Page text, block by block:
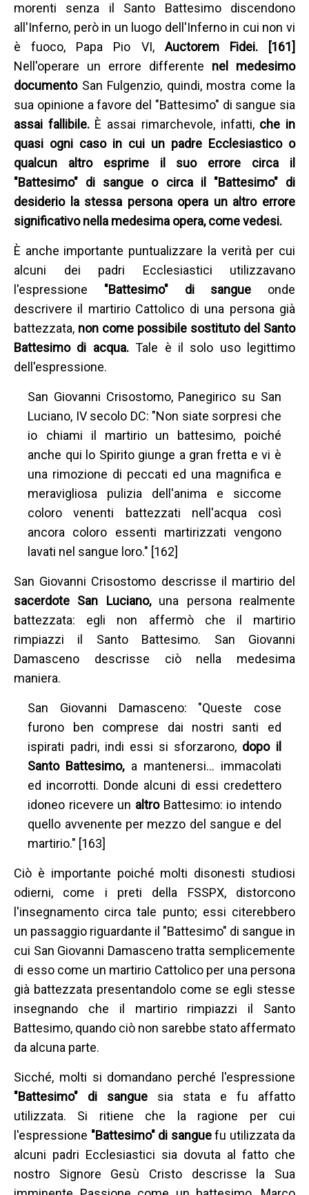
morenti senza il Santo Battesimo discendono
all'Inferno, però in un luogo dell'Inferno in cui non vi
è fuoco, Papa Pio VI,Auctorem Fidei. [161]
Nell'operare un errore differente nel medesimo
documento San Fulgenzio, quindi, mostra come la
sua opinione a favore del "Battesimo" di sangue sia
assai fallibile. È assai rimarchevole, infatti, che in
quasi ogni caso in cui un padre Ecclesiastico o
qualcun altro esprime il suo errore circa il
"Battesimo" di sangue o circa il "Battesimo" di
desiderio la stessa persona opera un altro errore
significativo nella medesima opera, come vedesi.
È anche importante puntualizzare la verità per cui
alcuni dei padri Ecclesiastici utilizzavano
l'espressione "Battesimo" di sangue onde
descrivere il martirio Cattolico di una persona già
battezzata, non come possibile sostituto del Santo
Battesimo di acqua.Tale è il solo uso legittimo
dell'espressione.
San Giovanni Crisostomo, Panegirico su San
Luciano, IV secolo DC: "Non siate sorpresi che
io chiami il martirio un battesimo, poiché
anche qui lo Spirito giunge a gran fretta e vi è
una rimozione di peccati ed una magnifica e
meravigliosa pulizia dell'anima e siccome
coloro venenti battezzati nell'acqua così
ancora coloro essenti martirizzati vengono
lavati nel sangue loro." [162]
San Giovanni Crisostomo descrisse il martirio del
sacerdote San Luciano, una persona realmente
battezzata: egli non affermò che il martirio
rimpiazzi il Santo Battesimo. San Giovanni
Damasceno descrisse ciò nella medesima
maniera.
San Giovanni Damasceno: "Queste cose
furono ben comprese dai nostri santi ed
ispirati padri, indi essi si sforzarono, dopo il
Santo Battesimo, a mantenersi… immacolati
ed incorrotti. Donde alcuni di essi credettero
idoneo ricevere un altro Battesimo: io intendo
quello avvenente per mezzo del sangue e del
martirio." [163]
Ciò è importante poiché molti disonesti studiosi
odierni, come i preti della FSSPX, distorcono
l'insegnamento circa tale punto; essi citerebbero
un passaggio riguardante il "Battesimo" di sangue in
cui San Giovanni Damasceno tratta semplicemente
di esso come un martirio Cattolico per una persona
già battezzata presentandolo come se egli stesse
insegnando che il martirio rimpiazzi il Santo
Battesimo, quando ciò non sarebbe stato affermato
da alcuna parte.
Sicché, molti si domandano perché l'espressione
"Battesimo" di sangue sia stata e fu affatto
utilizzata. Si ritiene che la ragione per cui
l'espressione "Battesimo" di sanguefu utilizzata da
alcuni padri Ecclesiastici sia dovuta al fatto che
nostro Signore Gesù Cristo descrisse la Sua